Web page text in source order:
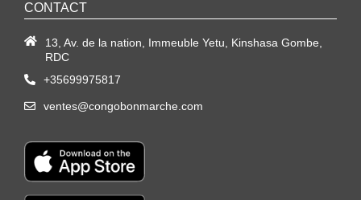
CONTACT
13, Av. de la nation, Immeuble Yetu, Kinshasa Gombe,
RDC
+35699975817
ventes@congobonmarche.com